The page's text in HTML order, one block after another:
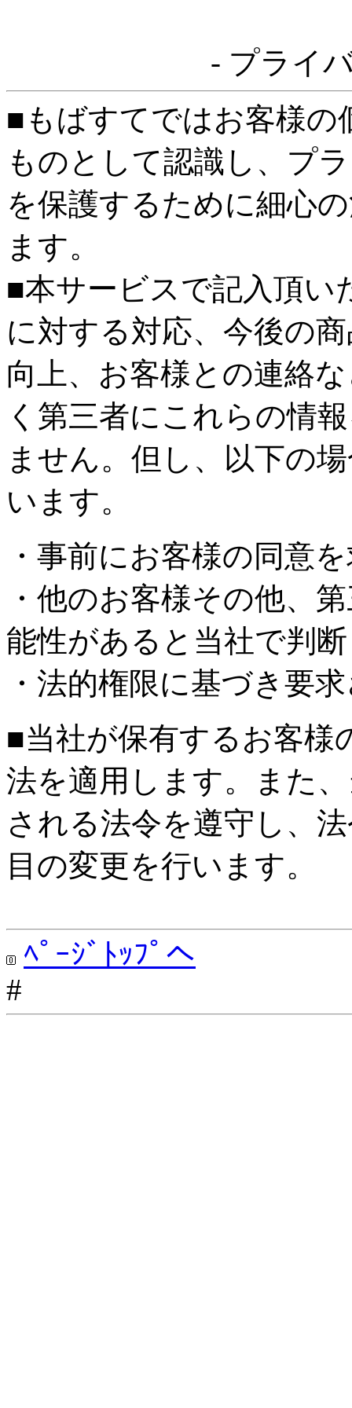
- プライ
■もばすてではお客様の
ものとして認識し、プ
を保護するために細心
ます。
■本サービスで記入頂い
に対する対応、今後の
向上、お客様との連絡
く第三者にこれらの情
ません。但し、以下の
います。
・事前にお客様の同意
・他のお客様その他、
能性があると当社で判
・法的権限に基づき要
■当社が保有するお客様
法を適用します。また
される法令を遵守し、
目の変更を行います。
ﾍﾟｰｼﾞﾄｯﾌﾟへ
#